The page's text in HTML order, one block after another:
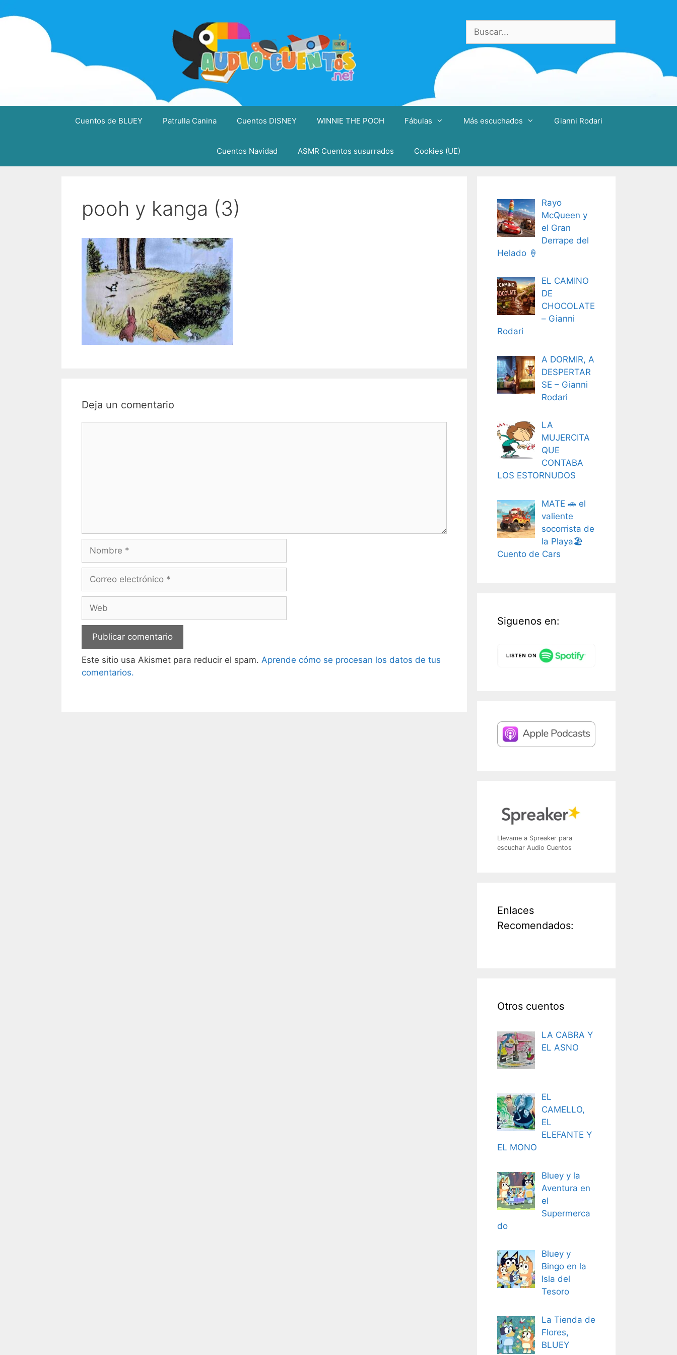
al
Buscar:
Cuentos de BLUEY Patrulla Canina Cuentos DISNEY WINNIE THE POOH Fábulas Más escuchados Gianni Rodari
Cuentos Navidad ASMR Cuentos susurrados Cookies (UE)
pooh y kanga (3)
Deja un comentario
electrónico
Este sitio usa Akismet para reducir el spam. Aprende cómo se procesan los datos de tus
comentarios.
Rayo
McQueen y
el Gran
Derrape del
Helado 🍦
EL CAMINO
DE
CHOCOLATE
– Gianni
Rodari
A DORMIR, A
DESPERTAR
SE – Gianni
Rodari
LA
MUJERCITA
QUE
CONTABA
LOS ESTORNUDOS
MATE 🚗 el
valiente
socorrista de
la Playa🏖️
Cuento de Cars
Siguenos en:
Llevame a Spreaker para
escuchar Audio Cuentos
Enlaces
Recomendados:
Otros cuentos
LA CABRA Y
EL ASNO
EL
CAMELLO,
EL
ELEFANTE Y
EL MONO
Bluey y la
Aventura en
el
Supermerca
do
Bluey y
Bingo en la
Isla del
Tesoro
La Tienda de
Flores,
BLUEY